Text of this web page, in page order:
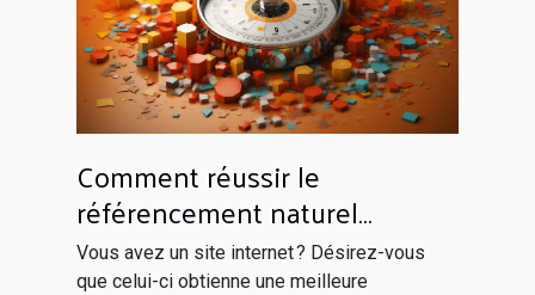
Comment réussir le
référencement naturel
efficacement ?
Vous avez un site internet ? Désirez-vous
que celui-ci obtienne une meilleure